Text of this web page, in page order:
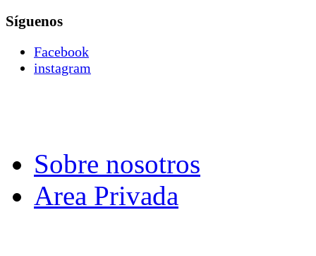
Síguenos
Facebook
instagram
Sobre nosotros
Area Privada